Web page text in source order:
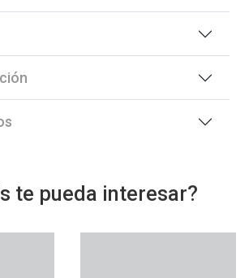
te pueda interesar?